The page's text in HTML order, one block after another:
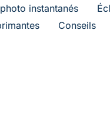
instantanés
Conseils